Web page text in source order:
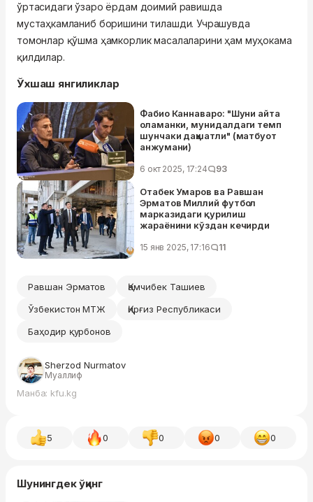
ўртасидаги ўзаро ёрдам доимий равишда
мустаҳкамланиб боришини тилашди. Учрашувда
томонлар қўшма ҳамкорлик масалаларини ҳам муҳокама
қилдилар.
Ўхшаш янгиликлар
Фабио Каннаваро: "Шуни айта
оламанки, мунидалдаги темп
шунчаки даҳшатли" (матбуот
анжумани)
6 окт 2025, 17:24 93
Отабек Умаров ва Равшан
Эрматов Миллий футбол
марказидаги қурилиш
жараёнини кўздан кечирди
15 янв 2025, 17:16 11
Равшан Эрматов
Қамчибек Ташиев
Ўзбекистон МТЖ
Қирғиз Республикаси
Баҳодир қурбонов
Sherzod Nurmatov
Муаллиф
Манба: kfu.kg
5 0 0 0 0
Шунингдек ўқинг